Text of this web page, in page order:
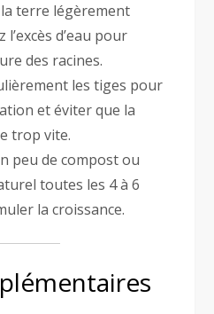
terre légèrement
d’eau pour
des racines.
les tiges pour
et éviter que la
trop vite.
peu de compost ou
toutes les 4 à 6
la croissance.